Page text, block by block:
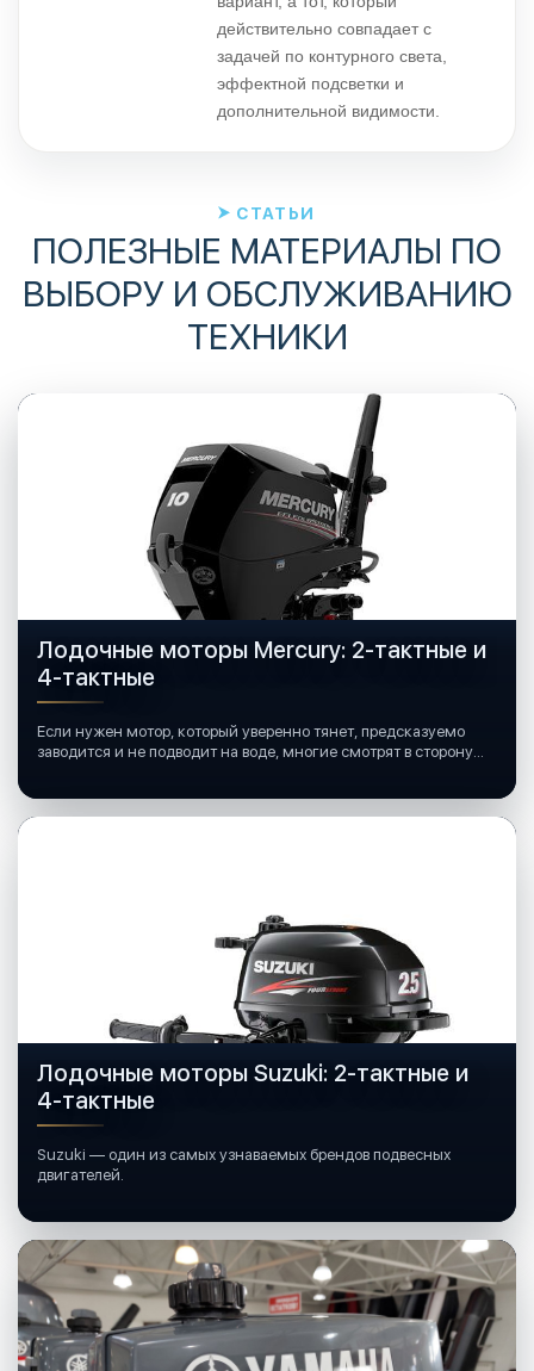
действительно совпадает с
задачей по контурного света,
эффектной подсветки и
дополнительной видимости.
СТАТЬИ
ПОЛЕЗНЫЕ МАТЕРИАЛЫ ПО
ВЫБОРУ И ОБСЛУЖИВАНИЮ
ТЕХНИКИ
Лодочные моторы Mercury: 2-тактные и
4-тактные
Если нужен мотор, который уверенно тянет, предсказуемо
заводится и не подводит на воде, многие смотрят в сторону
Лодочные моторы Suzuki: 2-тактные и
4-тактные
Suzuki — один из самых узнаваемых брендов подвесных
двигателей.